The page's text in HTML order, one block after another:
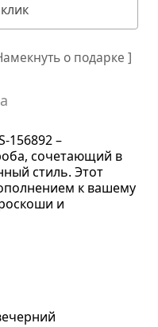
о подарке ]
156892 –
сочетающий в
стиль. Этот
к вашему
и